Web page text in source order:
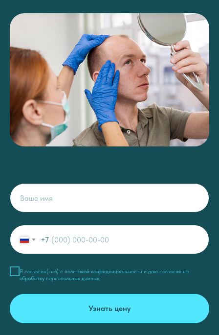
+7
Я согласен(-на) c политикой конфиденциальности и даю согласие на
обработку персональных данных.
Узнать цену